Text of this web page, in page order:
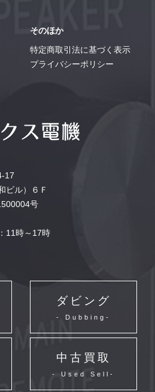
そのほか
特定商取引法に基づく表示
プライバシーポリシー
17
ビル）６Ｆ
号
11時～17時
ダビング
- Dubbing-
中古買取
- Used Sell-